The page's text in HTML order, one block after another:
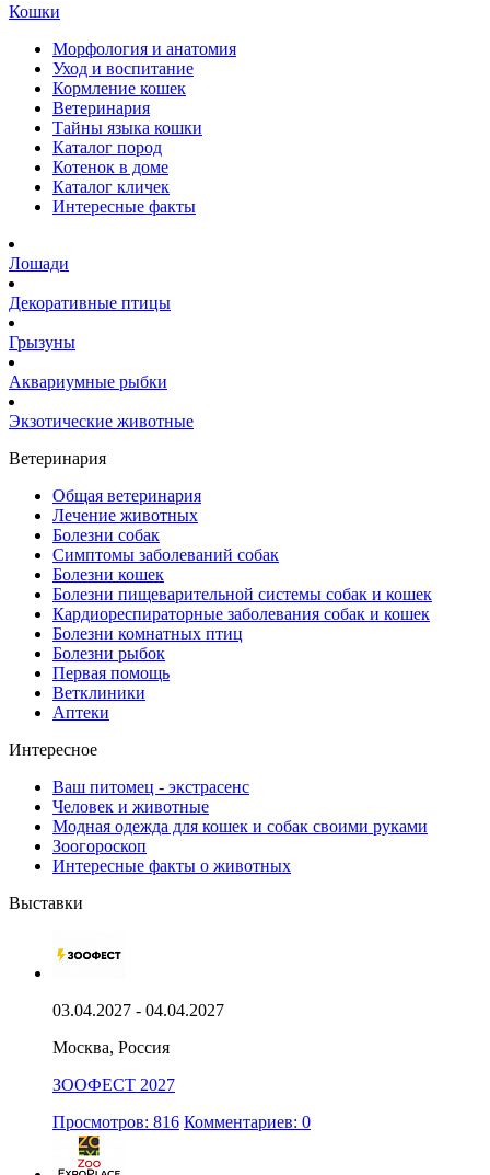
Кошки
Морфология и анатомия
Уход и воспитание
Кормление кошек
Ветеринария
Тайны языка кошки
Каталог пород
Котенок в доме
Каталог кличек
Интересные факты
Лошади
Декоративные птицы
Грызуны
Аквариумные рыбки
Экзотические животные
Ветеринария
Общая ветеринария
Лечение животных
Болезни собак
Симптомы заболеваний собак
Болезни кошек
Болезни пищеварительной системы собак и кошек
Кардиореспираторные заболевания собак и кошек
Болезни комнатных птиц
Болезни рыбок
Первая помощь
Ветклиники
Аптеки
Интересное
Ваш питомец - экстрасенс
Человек и животные
Модная одежда для кошек и собак своими руками
Зоогороскоп
Интересные факты о животных
Выставки
03.04.2027 - 04.04.2027
Москва, Россия
ЗООФЕСТ 2027
Просмотров: 816 Комментариев: 0